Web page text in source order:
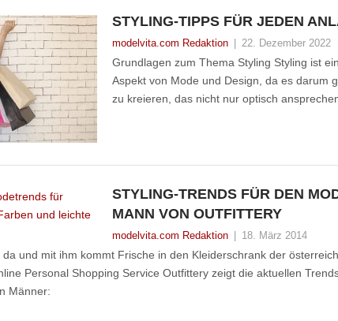
STYLING-TIPPS FÜR JEDEN
modelvita.com Redaktion 22. Dezember 2022
Grundlagen zum Thema Styling Styling ist
Aspekt von Mode und Design, da es darum
zu kreieren, das nicht nur optisch
STYLING-TRENDS FÜR DEN
MANN VON OUTFITTERY
modelvita.com Redaktion 18. März 2014
und mit ihm kommt Frische in den Kleiderschrank der
Personal Shopping Service Outfittery zeigt die aktuellen
Männer: